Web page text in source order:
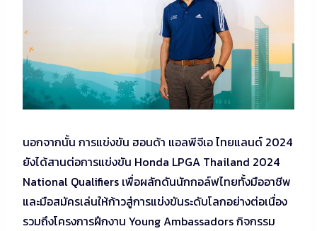
นอกจากนั้น การแข่งขัน ฮอนด้า แอลพีจีเอ ไทยแลนด์ 2024
ยังได้สานต่อการแข่งขัน Honda LPGA Thailand 2024
National Qualifiers เพื่อผลักดันนักกอล์ฟไทยทั้งมืออาชีพ
และมือสมัครเล่นให้ก้าวสู่การแข่งขันระดับโลกอย่างต่อเนื่อง
รวมถึงโครงการฝึกงาน Young Ambassadors กิจกรรม